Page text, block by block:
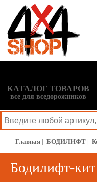
КАТАЛОГ ТОВАРОВ
все для вседорожников
Главная | БОДИЛИФТ |
Бодилифт-